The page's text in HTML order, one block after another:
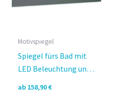
Motivspiegel
Spiegel fürs Bad mit
LED Beleuchtung und
Design
ab 158,90€